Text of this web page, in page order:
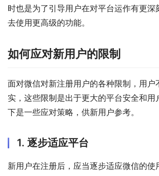
时也是为了引导用户在对平台运作有更深
去使用更高级的功能。
如何应对新用户的限制
面对微信对新注册用户的各种限制，用户
实，这些限制是出于更大的平台安全和用
下是一些应对策略，供新用户参考。
1. 逐步适应平台
新用户在注册后，应当逐步适应微信的使